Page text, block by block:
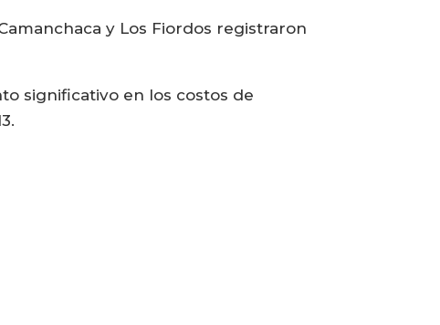
y Los Fiordos registraron
significativo en los costos de